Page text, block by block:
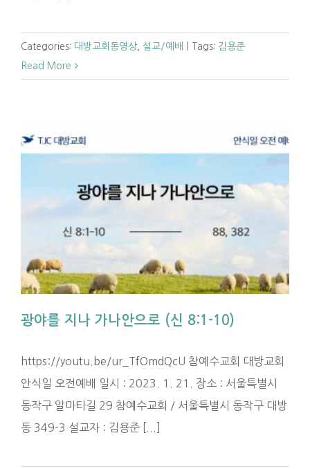
Categories: 대방교회동영상 설교/예배 Tags: 김용준
Read More
광야를 지나 가나안으로 (신 8:1-10)
https://youtu.be/ur_TfOmdQcU 참예수교회 대방교회
안식일 오전예배 일시 : 2023. 1. 21. 장소 : 서울특별시
동작구 알마타길 29 참예수교회 / 서울특별시 동작구 대방
동 349-3 설교자 : 김용준 [...]